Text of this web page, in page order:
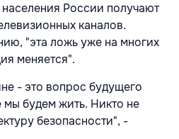
России получают
каналов.
"эта ложь уже на многих
меняется".
- это вопрос будущего
мы будем жить. Никто не
безопасности", -